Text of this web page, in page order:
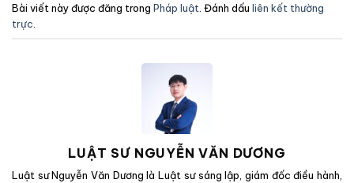
Bài viết này được đăng trong Pháp luật . Đánh dấu liên kết thường
trực
LUẬT SƯ NGUYỄN VĂN DƯƠNG
Luật sư Nguyễn Văn Dương là Luật sư sáng lập, giám đốc điều hành,